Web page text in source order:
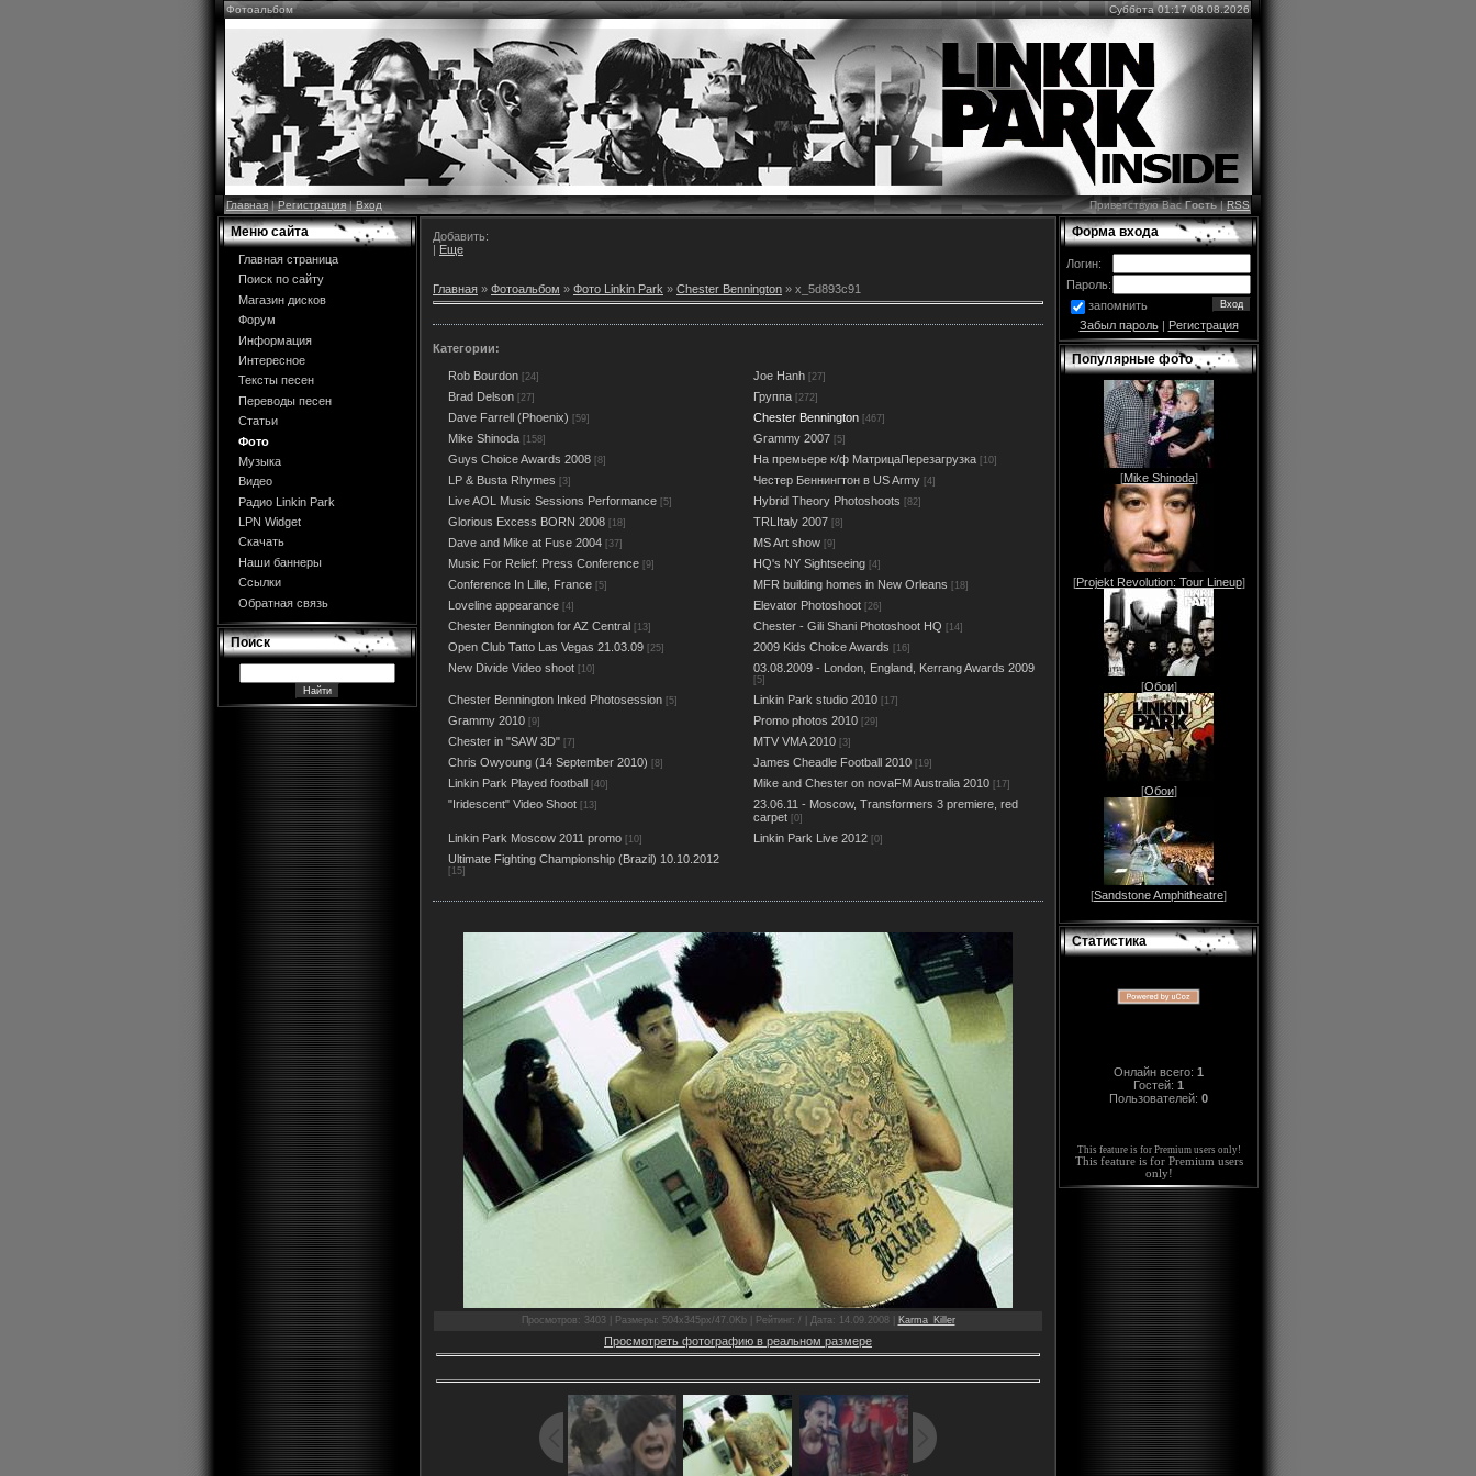
Фотоальбом Суббота 01:17 08.08.2026
Главная|Регистрация|Вход Приветствую ВасГость|RSS
Меню сайта
Главная страница
Поиск по сайту
Магазин дисков
Форум
Информация
Интересное
Тексты песен
Переводы песен
Статьи
Фото
Музыка
Видео
Радио Linkin Park
LPN Widget
Скачать
Наши баннеры
Ссылки
Обратная связь
Поиск
Добавить:
| Еще
Главная » Фотоальбом » Фото Linkin Park » Chester Bennington » x_5d893c91
Категории:
Rob Bourdon [24] Joe Hanh [27]
Brad Delson [27] Группа [272]
Dave Farrell (Phoenix) [59] Chester Bennington [467]
Mike Shinoda [158] Grammy 2007 [5]
Guys Choice Awards 2008 [8] На премьере к/ф МатрицаПерезагрузка [10]
LP & Busta Rhymes [3] Честер Беннингтон в US Army [4]
Live AOL Music Sessions Performance [5] Hybrid Theory Photoshoots [82]
Glorious Excess BORN 2008 [18] TRLItaly 2007 [8]
Dave and Mike at Fuse 2004 [37] MS Art show [9]
Music For Relief: Press Conference [9] HQ's NY Sightseeing [4]
Conference In Lille, France [5] MFR building homes in New Orleans [18]
Loveline appearance [4] Elevator Photoshoot [26]
Chester Bennington for AZ Central [13] Chester - Gili Shani Photoshoot HQ [14]
Open Club Tatto Las Vegas 21.03.09 [25] 2009 Kids Choice Awards [16]
New Divide Video shoot [10] 03.08.2009 - London, England, Kerrang Awards 2009
[5]
Chester Bennington Inked Photosession [5] Linkin Park studio 2010 [17]
Grammy 2010 [9] Promo photos 2010 [29]
Chester in "SAW 3D" [7] MTV VMA 2010 [3]
Chris Owyoung (14 September 2010) [8] James Cheadle Football 2010 [19]
Linkin Park Played football [40] Mike and Chester on novaFM Australia 2010 [17]
"Iridescent" Video Shoot [13]
23.06.11 - Moscow, Transformers 3 premiere, red
carpet [0]
Linkin Park Moscow 2011 promo [10] Linkin Park Live 2012 [0]
Ultimate Fighting Championship (Brazil) 10.10.2012
[15]
Просмотров: 3403 | Размеры: 504x345px/47.0Kb | Рейтинг: / | Дата: 14.09.2008 | Karma_Killer
Просмотреть фотографию в реальном размере
Форма входа
Логин:
Пароль:
запомнить
Забыл пароль| Регистрация
Популярные фото
[Mike Shinoda]
[Projekt Revolution: Tour Lineup]
[Обои]
[Обои]
[Sandstone Amphitheatre]
Статистика
Онлайн всего: 1
Гостей: 1
Пользователей: 0
This feature is for Premium users only!
This feature is for Premium users
only!